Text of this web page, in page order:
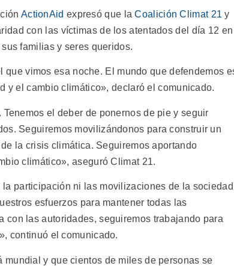
ActionAid expresó que laCoalición Climat 21 y
con las víctimas de los atentados del día 12 en
familias y seres queridos.
vimos esa noche. El mundo que defendemos
y el cambio climático», declaró el comunicado.
el deber de ponernos de pie y seguir
Seguiremos movilizándonos para construir un
la crisis climática. Seguiremos aportando
climático», aseguró Climat 21.
participación ni las movilizaciones de la sociedad
esfuerzos para mantener todas las
las autoridades, seguiremos trabajando para
continuó el comunicado.
y que cientos de miles de personas se